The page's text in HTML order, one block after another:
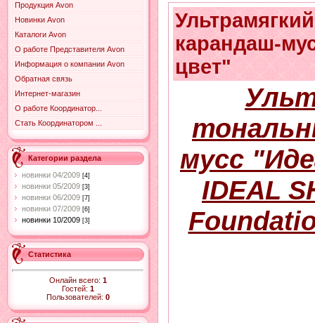
Продукция Avon
Новинки Avon
Каталоги Avon
О работе Представителя Avon
Информация о компании Avon
Обратная связь
Интернет-магазин
О работе Координатор...
Стать Координатором ...
Категории раздела
новинки 04/2009 [4]
новинки 05/2009 [3]
новинки 06/2009 [7]
новинки 07/2009 [6]
новинки 10/2009 [3]
Статистика
Онлайн всего: 1
Гостей: 1
Пользователей: 0
карандаш-
цвет"
мусс
IDEAL